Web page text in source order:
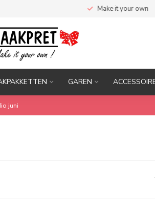
Make it your own
GAREN
juni